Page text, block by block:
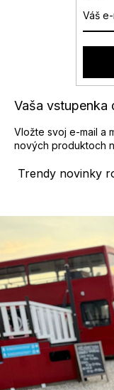
Trendy novinky
Vaša vstupenka
Vložte svoj e-mail a
nových produktoch